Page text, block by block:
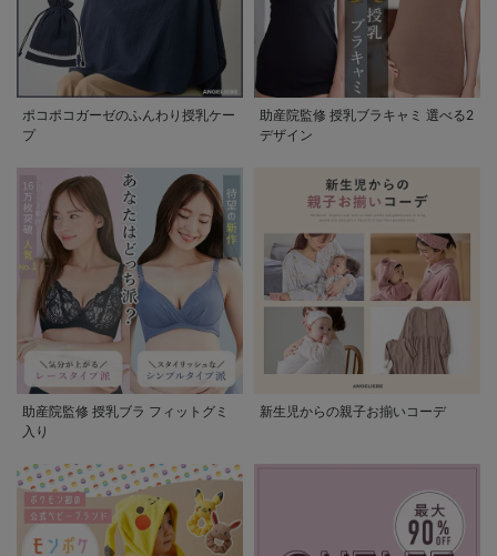
ポコポコガーゼのふんわり授乳ケー
プ
助産院監修 授乳ブラキャミ 選べる2
デザイン
助産院監修 授乳ブラ フィットグミ
入り
新生児からの親子お揃いコーデ